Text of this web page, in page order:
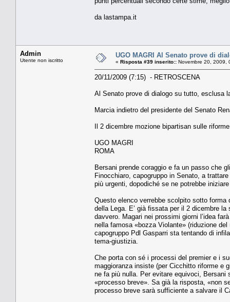
da lastampa.it
Admin
Utente non iscritto
UGO MAGRI Al Senato prove di
« Risposta #39 inserito:: Novembre 20, 2009,
20/11/2009 (7:15) - RETROSCENA
Al Senato prove di dialogo su tutto, esclusa
Marcia indietro del presidente del Senato
Il 2 dicembre mozione bipartisan sulle riforme
UGO MAGRI
ROMA
Bersani prende coraggio e fa un passo che
Finocchiaro, capogruppo in Senato, a
più urgenti, dopodiché se ne potrebbe
Questo elenco verrebbe scolpito sotto
della Lega. E’ già fissata per il 2 dicembre
davvero. Magari nei prossimi giorni l’idea
nella famosa «bozza Violante» (riduzione
capogruppo Pdl Gasparri sta tentando di
tema-giustizia.
Che porta con sé i processi del premier e i
maggioranza insiste (per Cicchitto riforme e
ne fa più nulla. Per evitare equivoci,
«processo breve». Sa già la risposta, «non
processo breve sarà sufficiente a salvare il